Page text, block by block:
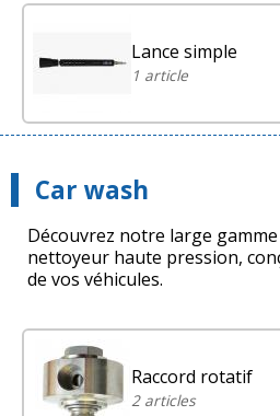
Lance simple
1 article
Car wash
Découvrez notre large gamme
nettoyeur haute pression,
de vos véhicules.
Raccord rotatif
2 articles